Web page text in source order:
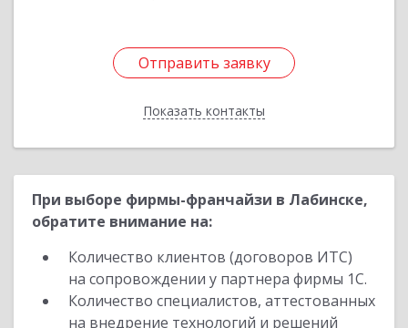
Отправить заявку
Показать контакты
Отправить заявку
Назад
При выборе фирмы-франчайзи в Лабинске,
обратите внимание на:
Количество клиентов (договоров ИТС)
на сопровождении у партнера фирмы 1С.
Количество специалистов, аттестованных
на внедрение технологий и решений